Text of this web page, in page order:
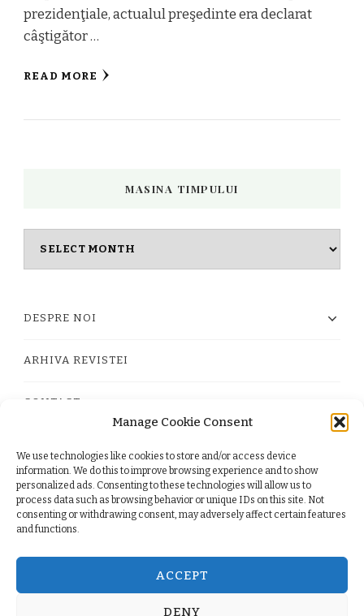
Manage Cookie Consent
We use technologies like cookies to store and/or access device
information. We do this to improve browsing experience and to show
personalized ads. Consenting to these technologies will allow us to
process data such as browsing behavior or unique IDs on this site. Not
consenting or withdrawing consent, may adversely affect certain features
and functions.
ACCEPT
DENY
prezidenţiale, actualul preşedinte era declarat
câştigător …
READ MORE
MASINA TIMPULUI
DESPRE NOI
ARHIVA REVISTEI
CONTACT
PRIVACY POLICY
TERMS